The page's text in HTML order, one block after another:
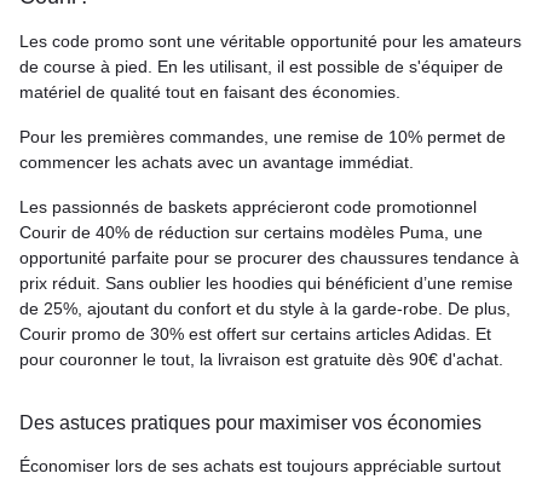
Les code promo sont une véritable opportunité pour les amateurs
de course à pied. En les utilisant, il est possible de s'équiper de
matériel de qualité tout en faisant des économies.
Pour les premières commandes, une remise de 10% permet de
commencer les achats avec un avantage immédiat.
Les passionnés de baskets apprécieront code promotionnel
Courir de 40% de réduction sur certains modèles Puma, une
opportunité parfaite pour se procurer des chaussures tendance à
prix réduit. Sans oublier les hoodies qui bénéficient d’une remise
de 25%, ajoutant du confort et du style à la garde-robe. De plus,
Courir promo de 30% est offert sur certains articles Adidas. Et
pour couronner le tout, la livraison est gratuite dès 90€ d'achat.
Des astuces pratiques pour maximiser vos économies
Économiser lors de ses achats est toujours appréciable surtout